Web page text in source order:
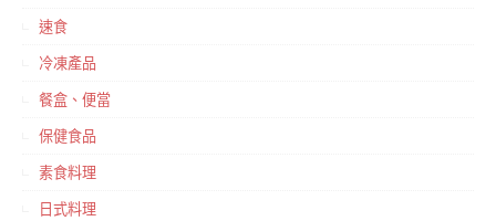
速食
冷凍產品
餐盒、便當
保健食品
素食料理
日式料理